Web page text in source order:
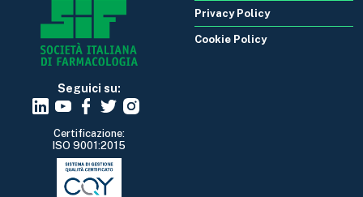
Seguici su:
Certificazione:
ISO 9001:2015
Privacy Policy
Cookie Policy